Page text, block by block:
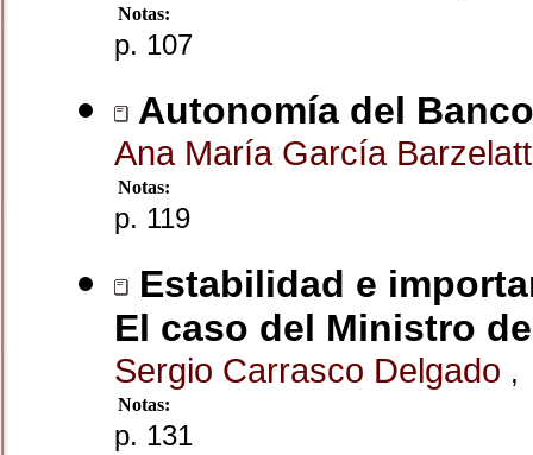
Notas:
p. 107
Autonomía del
Ana María García
Notas:
p. 119
Estabilidad e
El caso del Ministro
Sergio Carrasco Delgado ,
Notas:
p. 131